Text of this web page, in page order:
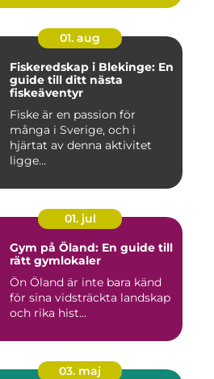
01. aug
Fiskeredskap i Blekinge: En
guide till ditt nästa
fiskeäventyr
Fiske är en passion för
många i Sverige, och i
hjärtat av denna aktivitet
ligge...
01. jul
Gym på Öland: En guide till
rätt gymlokaler
Ön Öland är inte bara känd
för sina vidsträckta landskap
och rika hist...
03. maj